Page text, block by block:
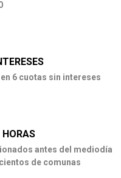
6 cuotas sin intereses
antes del mediodía
de comunas